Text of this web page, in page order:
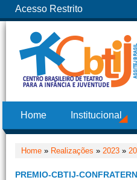
Acesso Restrito
Home Institucional
Home » Realizações » 2023 »
PREMIO-CBTIJ-